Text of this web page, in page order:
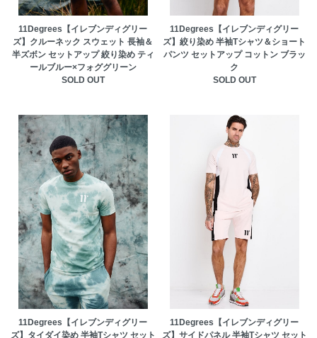
11Degrees【イレブンディグリー
ズ】クルーネック スウェット 長袖＆
半ズボン セットアップ 絞り染め ティ
ールブルー×フォググリーン
SOLD OUT
11Degrees【イレブンディグリー
ズ】絞り染め 半袖Tシャツ＆ショート
パンツ セットアップ コットン ブラッ
ク
SOLD OUT
11Degrees【イレブンディグリー
ズ】タイダイ染め 半袖Tシャツ セット
11Degrees【イレブンディグリー
ズ】サイドパネル 半袖Tシャツ セット